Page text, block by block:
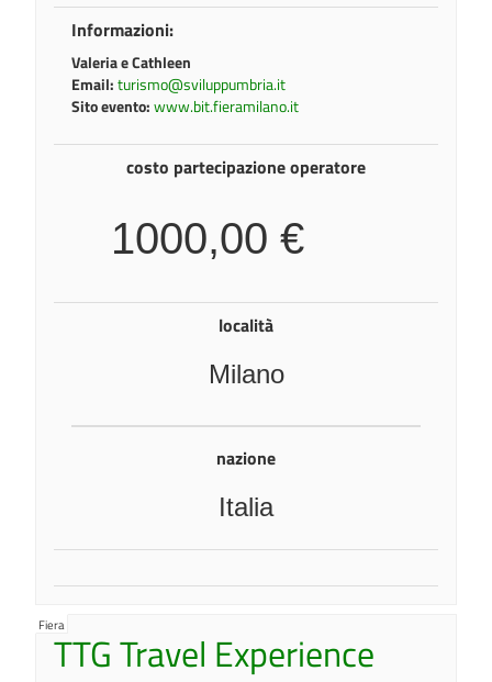
Informazioni:
Valeria e Cathleen
Email:turismo@sviluppumbria.it
Sito evento:www.bit.fieramilano.it
costo partecipazione operatore
1000,00 €
località
Milano
nazione
Italia
Fiera
TTG Travel Experience